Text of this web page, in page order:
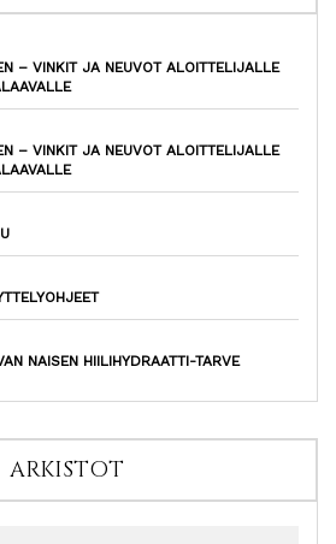
– VINKIT JA NEUVOT ALOITTELIJALLE
– VINKIT JA NEUVOT ALOITTELIJALLE
NAISEN HIILIHYDRAATTI-TARVE
ARKISTOT